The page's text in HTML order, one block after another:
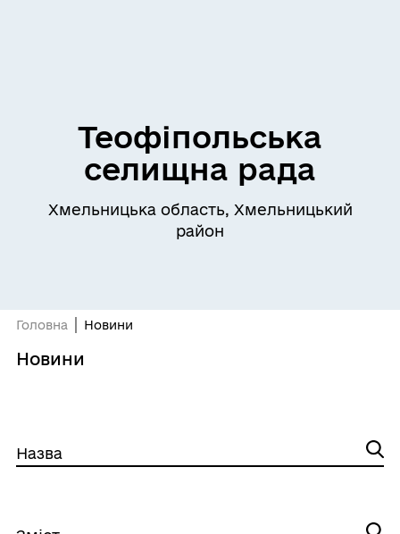
Теофіпольська
селищна рада
Хмельницька область, Хмельницький
район
Головна Новини
Новини
Назва